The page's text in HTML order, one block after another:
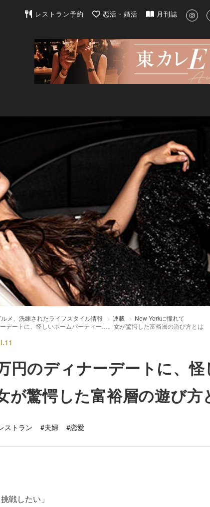
東京カレンダー | 最新のグルメ、洗練されたライフスタ
レストラン予約 恋活・婚活 月刊誌
メ、洗練されたライフスタイル情報 連載
New Yorkに憧れて
デートに、怪しいホームパーティー…。女が驚愕した富裕層の遊び方とは
円のディナーデートに、
が驚愕した富裕層の遊び方
ストラン #夫婦 #恋愛
戦したい」